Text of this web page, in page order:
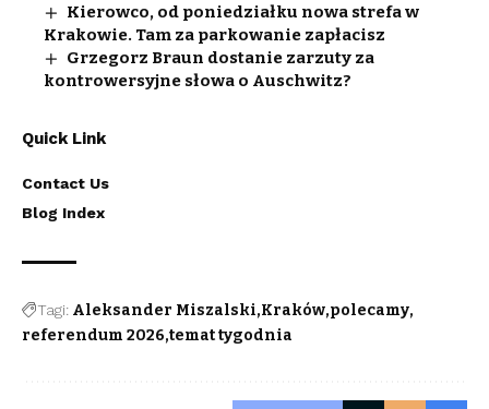
Kierowco, od poniedziałku nowa strefa w
Krakowie. Tam za parkowanie zapłacisz
Grzegorz Braun dostanie zarzuty za
kontrowersyjne słowa o Auschwitz?
Quick Link
Contact Us
Blog Index
Tagi: Aleksander Miszalski Kraków polecamy
referendum 2026 temat tygodnia